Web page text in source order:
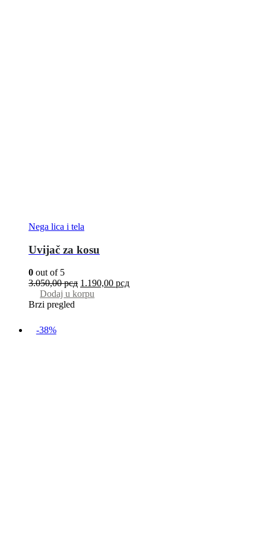
Nega lica i tela
Uvijač za kosu
0 out of 5
3.050,00рсд 1.190,00 рсд
Dodaj u korpu
Brzi pregled
-38%